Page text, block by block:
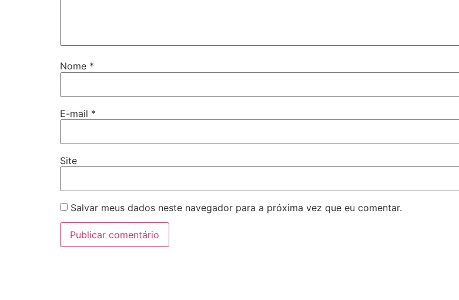
Nome *
E-mail *
Site
Salvar meus dados neste navegador para a próxima vez que eu comentar.